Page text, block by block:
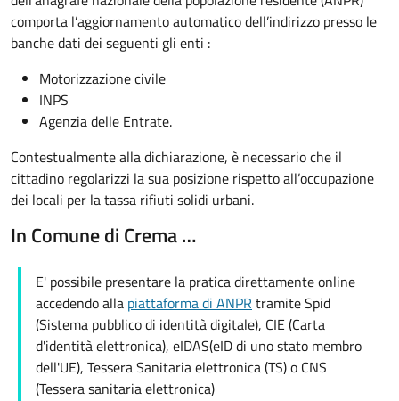
comporta l’aggiornamento automatico dell’indirizzo presso le
banche dati dei seguenti gli enti :
Motorizzazione civile
INPS
Agenzia delle Entrate.
Contestualmente alla dichiarazione, è necessario che il
cittadino regolarizzi la sua posizione rispetto all’occupazione
dei locali per la tassa rifiuti solidi urbani.
In Comune di Crema …
E' possibile presentare la pratica direttamente online
accedendo alla piattaforma di ANPR tramite Spid
(Sistema pubblico di identità digitale), CIE (Carta
d'identità elettronica), eIDAS(eID di uno stato membro
dell'UE), Tessera Sanitaria elettronica (TS) o CNS
(Tessera sanitaria elettronica)